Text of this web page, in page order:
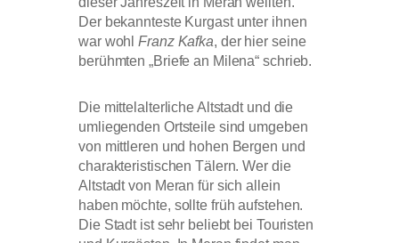
Der bekannteste Kurgast unter ihnen
war wohlFranz Kafka, der hier seine
berühmten „Briefe an Milena“ schrieb.
Die mittelalterliche Altstadt und die
umliegenden Ortsteile sind umgeben
von mittleren und hohen Bergen und
charakteristischen Tälern. Wer die
Altstadt von Meran für sich allein
haben möchte, sollte früh aufstehen.
Die Stadt ist sehr beliebt bei Touristen